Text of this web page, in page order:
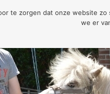
te zorgen dat onze website
we er